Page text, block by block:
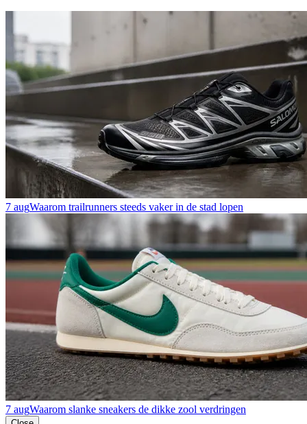
7 augWaarom trailrunners steeds vaker in de stad lopen
7 augWaarom slanke sneakers de dikke zool verdringen